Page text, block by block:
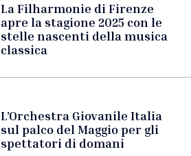
La Filharmonie di Firenze
apre la stagione 2025 con le
stelle nascenti della musica
classica
L’Orchestra Giovanile Italia
sul palco del Maggio per gli
spettatori di domani